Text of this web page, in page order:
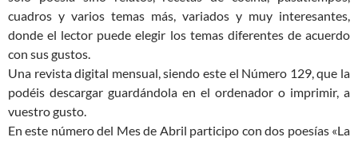
cuadros y varios temas más, variados y muy interesantes,
donde el lector puede elegir los temas diferentes de acuerdo
con sus gustos.
Una revista digital mensual, siendo este el Número 129, que la
podéis descargar guardándola en el ordenador o imprimir, a
vuestro gusto.
En este número del Mes de Abril participo con dos poesías «La